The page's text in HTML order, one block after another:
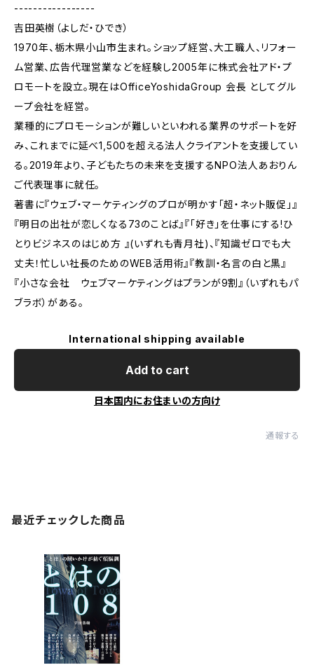
-----------------
吉田英樹（よしだ・ひでき）
1970年、栃木県小山市生まれ。ショップ経営、大工職人、リフォー
ム営業、広告代理営業などを経験し2005年に株式会社アド・プ
ロモートを設立。現在はOfficeYoshidaGroup 会長 としてグル
ープ会社を経営。
業種的にプロモーションが難しいといわれる業界のサポートを好
み、これまでに延べ1,500を超える法人クライアントを支援してい
る。2019年より、子どもたちの未来を支援するNPO法人あおりん
ご代表理事に就任。
著書に『ウェブ・マーケティングのプロが明かす「超・ネット販促」』
『明日の出社が恋しくなる73のことば』『「好き」を仕事にする!ひ
とりビジネスのはじめ方 』(いずれも青月社)、『知識ゼロでも大
丈夫！忙しい社長のためのWEB活用術』『教訓・名言の白と黒』
『小さな会社 ウェブマーケティングはプランが9割』（いずれもパ
ブラボ）がある。
International shipping available
Add to cart
日本国内にお住まいの方向け
通報する
最近チェックした商品